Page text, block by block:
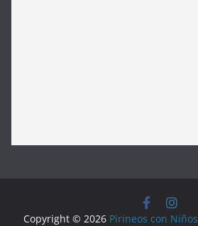
Copyright © 2026 Pirineos con Niños